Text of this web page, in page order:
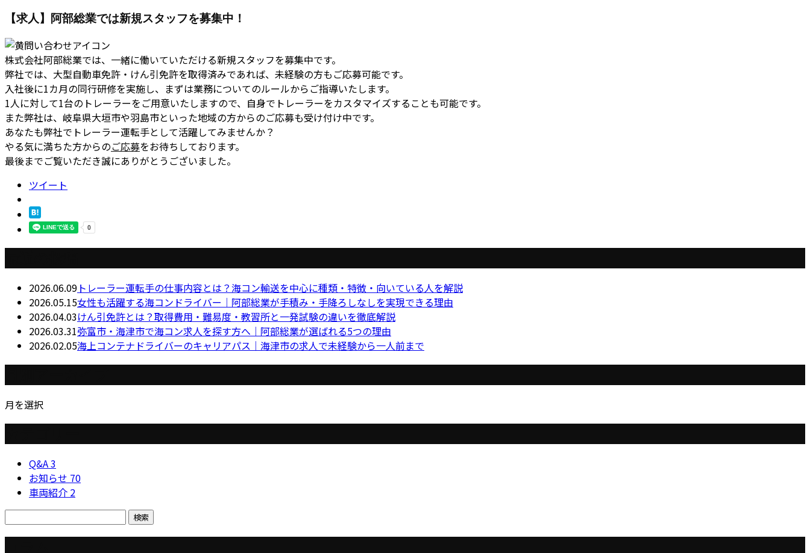
【求人】阿部総業では新規スタッフを募集中！
株式会社阿部総業では、一緒に働いていただける新規スタッフを募集中です。
弊社では、大型自動車免許・けん引免許を取得済みであれば、未経験の方もご応募可能です。
入社後に1カ月の同行研修を実施し、まずは業務についてのルールからご指導いたします。
1人に対して1台のトレーラーをご用意いたしますので、自身でトレーラーをカスタマイズすることも可能です。
また弊社は、岐阜県大垣市や羽島市といった地域の方からのご応募も受け付け中です。
あなたも弊社でトレーラー運転手として活躍してみませんか？
やる気に満ちた方からのご応募をお待ちしております。
最後までご覧いただき誠にありがとうございました。
ツイート
2026.06.09 トレーラー運転手の仕事内容とは？海コン輸送を中心に種類・特徴・向いている人を解説
2026.05.15女性も活躍する海コンドライバー｜阿部総業が手積み・手降ろしなしを実現できる理由
2026.04.03けん引免許とは？取得費用・難易度・教習所と一発試験の違いを徹底解説
2026.03.31弥富市・海津市で海コン求人を探す方へ｜阿部総業が選ばれる5つの理由
2026.02.05海上コンテナドライバーのキャリアパス｜海津市の求人で未経験から一人前まで
月を選択
Q&A3
お知らせ 70
車両紹介 2